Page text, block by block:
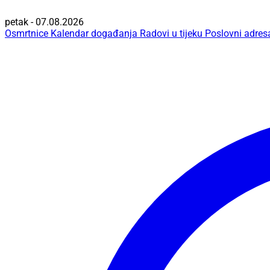
petak - 07.08.2026
Osmrtnice Kalendar događanja Radovi u tijeku Poslovni